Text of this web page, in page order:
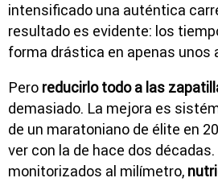
intensificado una auténtica
resultado es evidente: los
forma drástica en apenas unos
Pero reducirlo todo a las
demasiado. La mejora es
de un maratoniano de élite en
ver con la de hace dos
monitorizados al milímetro,